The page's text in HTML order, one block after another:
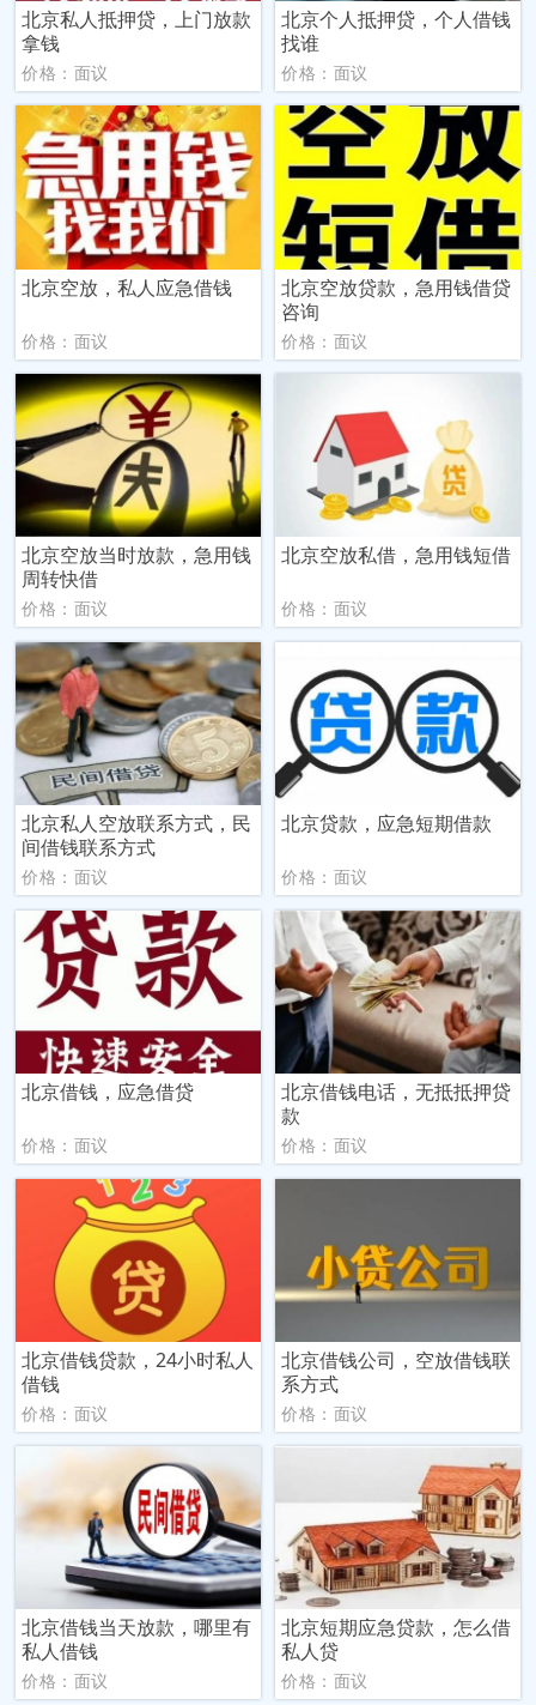
北京私人抵押贷，上门放款
拿钱
价格：面议
北京个人抵押贷，个人借钱
找谁
价格：面议
北京空放，私人应急借钱
价格：面议
北京空放贷款，急用钱借贷
咨询
价格：面议
北京空放当时放款，急用钱
周转快借
价格：面议
北京空放私借，急用钱短借
价格：面议
北京私人空放联系方式，民
间借钱联系方式
价格：面议
北京贷款，应急短期借款
价格：面议
北京借钱，应急借贷
价格：面议
北京借钱电话，无抵抵押贷
款
价格：面议
北京借钱贷款，24小时私人
借钱
价格：面议
北京借钱公司，空放借钱联
系方式
价格：面议
北京借钱当天放款，哪里有
私人借钱
价格：面议
北京短期应急贷款，怎么借
私人贷
价格：面议